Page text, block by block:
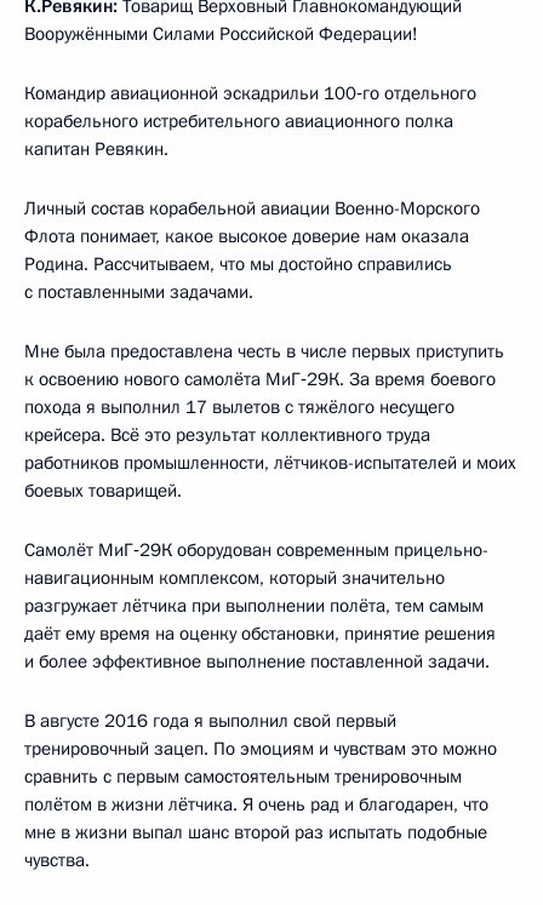
К.Ревякин: Товарищ Верховный Главнокомандующий
Вооружёнными Силами Российской Федерации!
Командир авиационной эскадрильи 100‑го отдельного
корабельного истребительного авиационного полка
капитан Ревякин.
Личный состав корабельной авиации Военно-Морского
Флота понимает, какое высокое доверие нам оказала
Родина. Рассчитываем, что мы достойно справились
с поставленными задачами.
Мне была предоставлена честь в числе первых приступить
к освоению нового самолёта МиГ‑29К. За время боевого
похода я выполнил 17 вылетов с тяжёлого несущего
крейсера. Всё это результат коллективного труда
работников промышленности, лётчиков-испытателей и моих
боевых товарищей.
Самолёт МиГ‑29К оборудован современным прицельно-
навигационным комплексом, который значительно
разгружает лётчика при выполнении полёта, тем самым
даёт ему время на оценку обстановки, принятие решения
и более эффективное выполнение поставленной задачи.
В августе 2016 года я выполнил свой первый
тренировочный зацеп. По эмоциям и чувствам это можно
сравнить с первым самостоятельным тренировочным
полётом в жизни лётчика. Я очень рад и благодарен, что
мне в жизни выпал шанс второй раз испытать подобные
чувства.